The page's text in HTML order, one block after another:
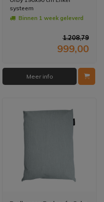
systeem
Binnen 1 week geleverd
1.208,79
999,00
Meer info